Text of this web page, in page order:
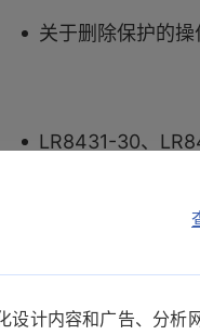
关于删除保护的
LR8431-30、
计内容和广告、分析